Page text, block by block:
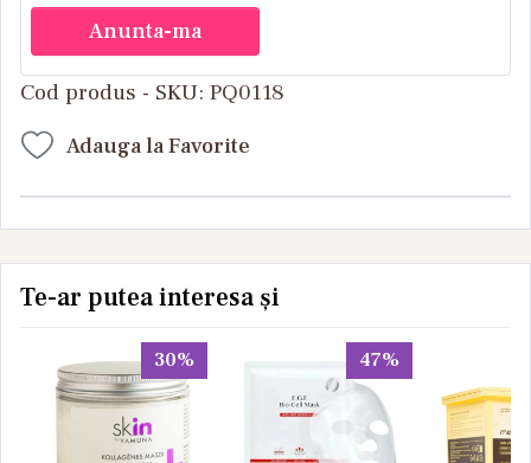
Anunta-ma
Cod produs - SKU PQ0118
Adauga la Favorite
Te-ar putea interesa și
30% 47%